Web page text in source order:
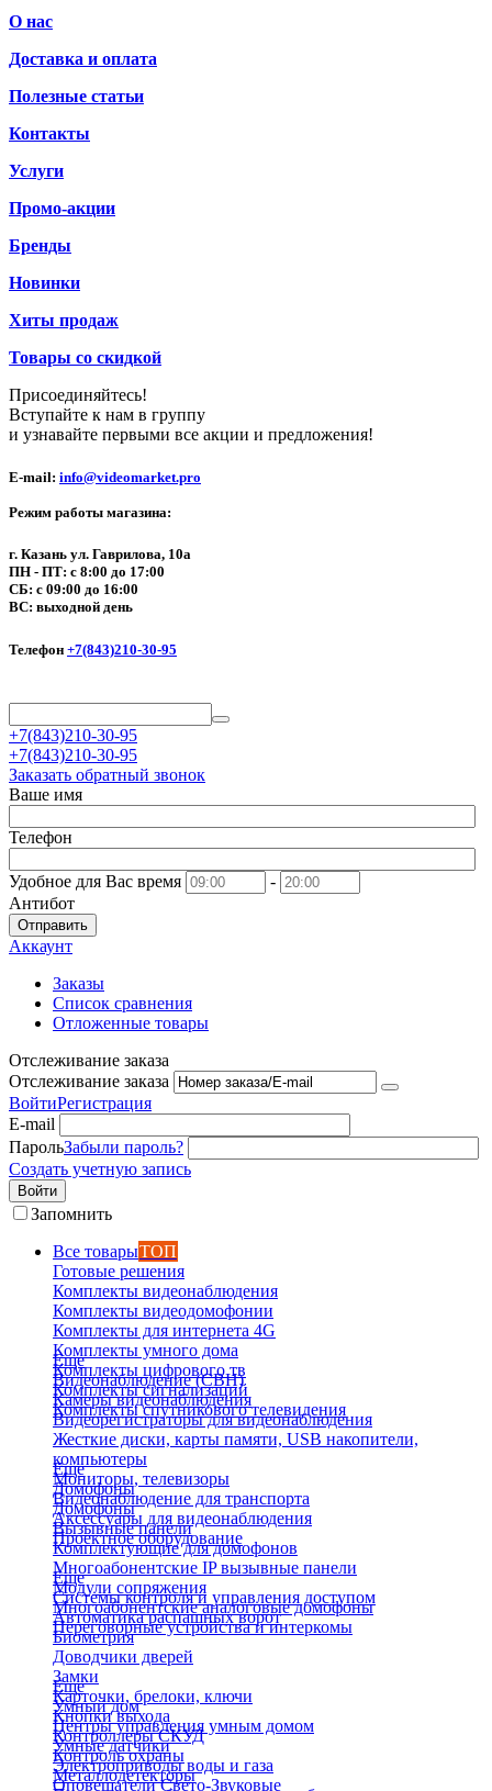
О нас
Доставка и оплата
Полезные статьи
Контакты
Услуги
Промо-акции
Бренды
Новинки
Хиты продаж
Товары со скидкой
Присоединяйтесь!
Вступайте к нам в группу
и узнавайте первыми все акции и предложения!
E-mail: info@videomarket.pro
Режим работы магазина:
г. Казань ул. Гаврилова, 10а
ПН - ПТ: с 8:00 до 17:00
СБ: с 09:00 до 16:00
ВС: выходной день
Телефон +7(843)210-30-95
+7(843)210-30-95
+7(843)210-30-95
Заказать обратный звонок
Ваше имя
Телефон
Удобное для Вас время
-
Антибот
Отправить
Аккаунт
Заказы
Список сравнения
Отложенные товары
Отслеживание заказа
Отслеживание заказа
ВойтиРегистрация
E-mail
ПарольЗабыли пароль?
Создать учетную запись
Войти
Запомнить
Все товарыТОП
Готовые решения
Комплекты видеонаблюдения
Комплекты видеодомофонии
Комплекты для интернета 4G
Комплекты умного дома
Комплекты цифрового тв
Комплекты сигнализаций
Комплекты спутникового телевидения
Еще
Видеонаблюдение (СВН)
Камеры видеонаблюдения
Видеорегистраторы для видеонаблюдения
Жесткие диски, карты памяти, USB накопители,
компьютеры
Мониторы, телевизоры
Видеонаблюдение для транспорта
Аксессуары для видеонаблюдения
Проектное оборудование
Еще
Домофоны
Домофоны
Вызывные панели
Комплектующие для домофонов
Многоабонентские IP вызывные панели
Модули сопряжения
Многоабонентские аналоговые домофоны
Переговорные устройства и интеркомы
Еще
Системы контроля и управления доступом
Автоматика распашных ворот
Биометрия
Доводчики дверей
Замки
Карточки, брелоки, ключи
Кнопки выхода
Контроллеры СКУД
Контроль охраны
Металлодетекторы
Еще
Умный дом
Центры управления умным домом
Умные датчики
Электроприводы воды и газа
Оповещатели Свето-Звуковые